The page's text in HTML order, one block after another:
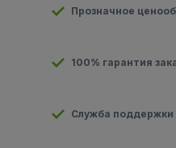
Прозначное
100% гарантия
Служба поддержки